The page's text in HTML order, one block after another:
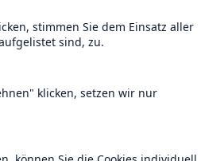
ausgerichtet, den
Ausgangspunkt für die
werden durch